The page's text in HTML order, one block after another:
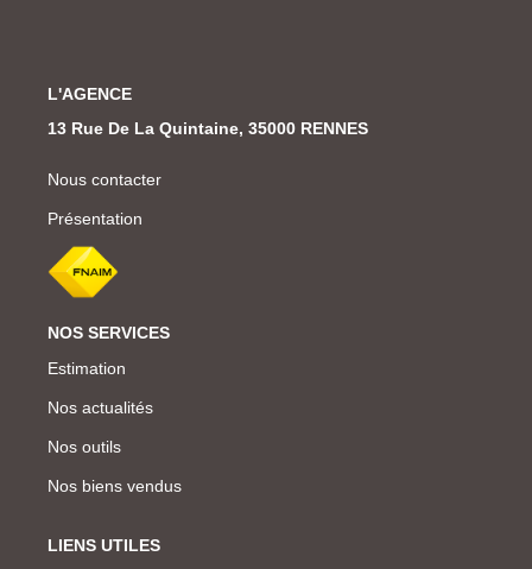
L'AGENCE
13 Rue De La Quintaine, 35000 RENNES
Nous contacter
Présentation
NOS SERVICES
Estimation
Nos actualités
Nos outils
Nos biens vendus
LIENS UTILES